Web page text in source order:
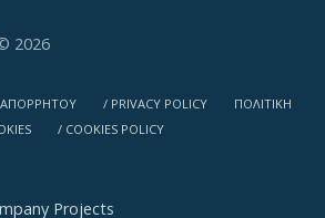
2026
ΑΠΟΡΡΗΤΟΥ / PRIVACY POLICY
ΠΟΛΙΤΙΚΗ
/ COOKIES POLICY
Projects